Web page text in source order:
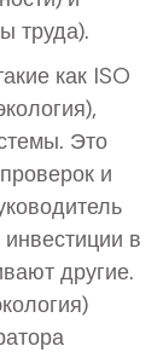
труда).
как ISO
Это
и
в
другие.